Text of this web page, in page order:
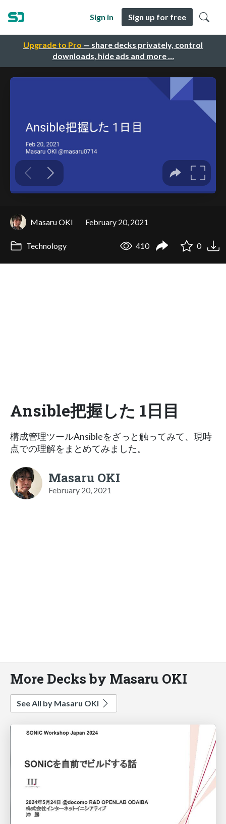
Upgrade to Pro — share decks privately, control
downloads, hide ads and more …
Sign in Sign up for free
Masaru OKI February 20, 2021
Technology 410 0
Ansible把握した 1日目
構成管理ツールAnsibleをざっと触ってみて、現時
点での理解をまとめてみました。
Masaru OKI
February 20, 2021
More Decks by Masaru OKI
See All by Masaru OKI